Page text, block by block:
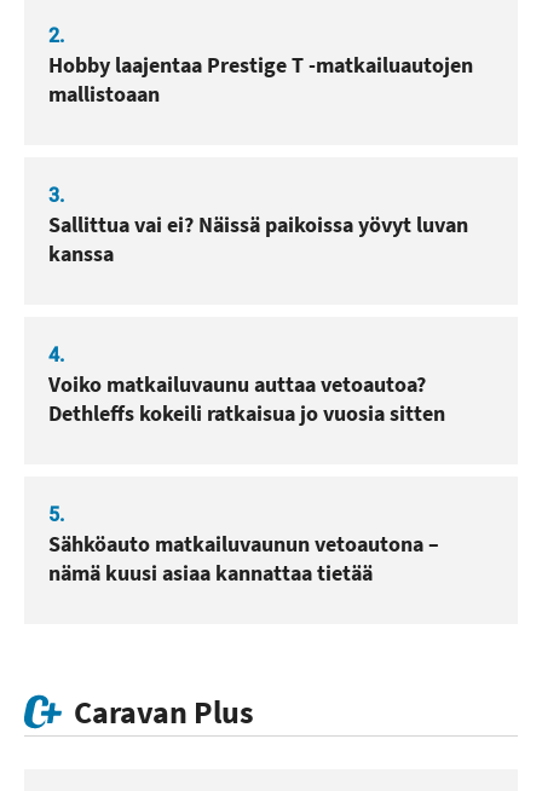
2.
Hobby laajentaa Prestige T -matkailuautojen
mallistoaan
3.
Sallittua vai ei? Näissä paikoissa yövyt luvan
kanssa
4.
Voiko matkailuvaunu auttaa vetoautoa?
Dethleffs kokeili ratkaisua jo vuosia sitten
5.
Sähköauto matkailuvaunun vetoautona –
nämä kuusi asiaa kannattaa tietää
Caravan Plus